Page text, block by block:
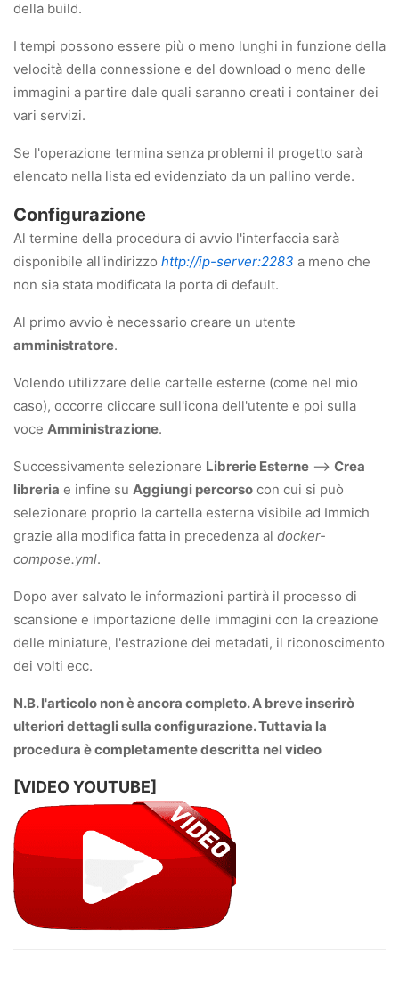
della build.
I tempi possono essere più o meno lunghi in funzione della
velocità della connessione e del download o meno delle
immagini a partire dale quali saranno creati i container dei
vari servizi.
Se l'operazione termina senza problemi il progetto sarà
elencato nella lista ed evidenziato da un pallino verde.
Configurazione
Al termine della procedura di avvio l'interfaccia sarà
disponibile all'indirizzo http://ip-server:2283 a meno che
non sia stata modificata la porta di default.
Al primo avvio è necessario creare un utente
amministratore.
Volendo utilizzare delle cartelle esterne (come nel mio
caso), occorre cliccare sull'icona dell'utente e poi sulla
voce Amministrazione.
Successivamente selezionare Librerie Esterne --> Crea
libreria e infine su Aggiungi percorso con cui si può
selezionare proprio la cartella esterna visibile ad Immich
grazie alla modifica fatta in precedenza al docker-
compose.yml.
Dopo aver salvato le informazioni partirà il processo di
scansione e importazione delle immagini con la creazione
delle miniature, l'estrazione dei metadati, il riconoscimento
dei volti ecc.
N.B. l'articolo non è ancora completo. A breve inserirò
ulteriori dettagli sulla configurazione. Tuttavia la
procedura è completamente descritta nel video
[VIDEO YOUTUBE]